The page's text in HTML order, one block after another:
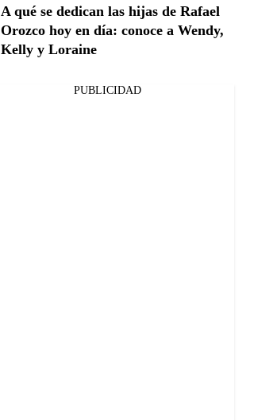
A qué se dedican las hijas de Rafael
Orozco hoy en día: conoce a Wendy,
Kelly y Loraine
PUBLICIDAD